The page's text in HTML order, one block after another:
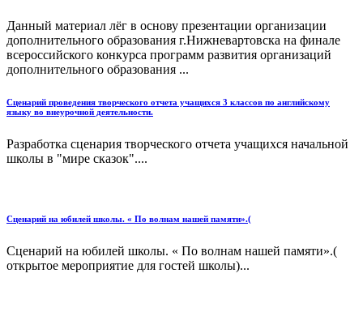
Данный материал лёг в основу презентации организации
дополнительного образования г.Нижневартовска на финале
всероссийского конкурса программ развития организаций
дополнительного образования ...
Сценарий проведения творческого отчета учащихся 3 классов по английскому
языку во внеурочной деятельности.
Разработка сценария творческого отчета учащихся начальной
школы в "мире сказок"....
Сценарий на юбилей школы. « По волнам нашей памяти».(
Сценарий на юбилей школы. « По волнам нашей памяти».(
открытое мероприятие для гостей школы)...